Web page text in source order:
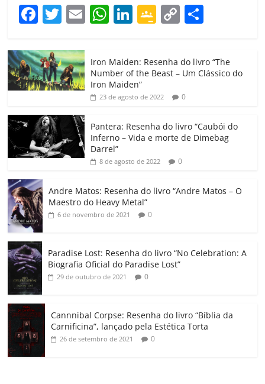
F
c
e
b
o
o
k
T
itt
er
E W
at
s
A
p
Li
e
dI
G
gl
e
Cl
a
ss
ro
o
C
p
y
Li
k
m
p
h
ar
Iron Maiden: Resenha do livro “The
Number of the Beast – Um Clássico do
Iron Maiden”
23 de agosto de 2022 0
Pantera: Resenha do livro “Caubói do
Inferno – Vida e morte de Dimebag
Darrel”
8 de agosto de 2022 0
Andre Matos: Resenha do livro “Andre Matos – O
Maestro do Heavy Metal”
6 de novembro de 2021 0
Paradise Lost: Resenha do livro “No Celebration: A
Biografia Oficial do Paradise Lost”
29 de outubro de 2021 0
Cannnibal Corpse: Resenha do livro “Bíblia da
Carnificina”, lançado pela Estética Torta
26 de setembro de 2021 0